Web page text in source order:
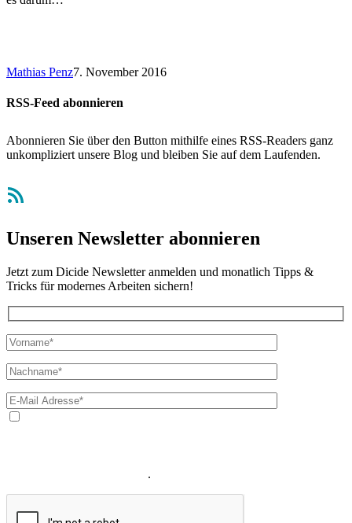
Mathias Penz7. November 2016
RSS-Feed abonnieren
Abonnieren Sie über den Button mithilfe eines RSS-Readers ganz
unkompliziert unsere Blog und bleiben Sie auf dem Laufenden.
RSS-Feed
Unseren Newsletter abonnieren
Jetzt zum Dicide Newsletter anmelden und monatlich Tipps &
Tricks für modernes Arbeiten sichern!
.